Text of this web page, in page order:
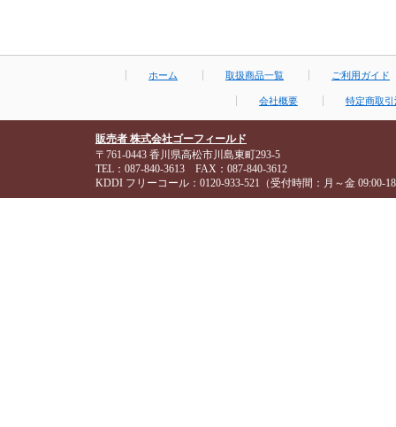
ホーム 取扱商品一覧 ご利用ガイド
会社概要 特定商取
販売者 株式会社ゴーフィールド
〒761-0443 香川県高松市川島東町293-5
TEL：087-840-3613 FAX：087-840-3612
KDDI フリーコール：0120-933-521（受付時間：月～金 09:00-